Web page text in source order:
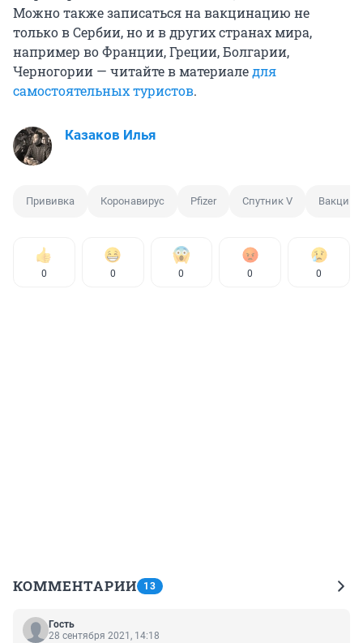
Можно также записаться на вакцинацию не
только в Сербии, но и в других странах мира,
например во Франции, Греции, Болгарии,
Черногории — читайте в материаледля
самостоятельных туристов.
Казаков Илья
Прививка Коронавирус Pfizer Спутник V Вакцина
0 0 0 0 0
КОММЕНТАРИИ 13
Гость
28 сентября 2021, 14:18